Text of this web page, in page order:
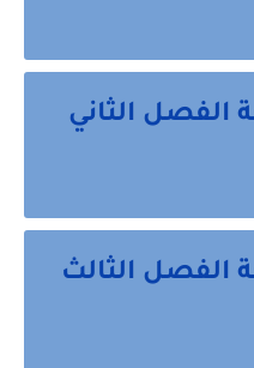
الفصل الثاني
الفصل الثالث